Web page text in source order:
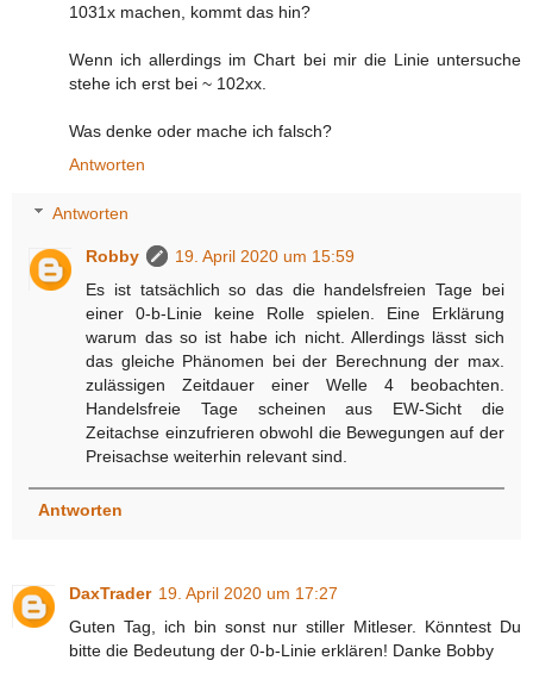
1031x machen, kommt das hin?
Wenn ich allerdings im Chart bei mir die Linie untersuche
stehe ich erst bei ~ 102xx.
Was denke oder mache ich falsch?
Antworten
Antworten
Robby
19. April 2020 um 15:59
Es ist tatsächlich so das die handelsfreien Tage bei
einer 0-b-Linie keine Rolle spielen. Eine Erklärung
warum das so ist habe ich nicht. Allerdings lässt sich
das gleiche Phänomen bei der Berechnung der max.
zulässigen Zeitdauer einer Welle 4 beobachten.
Handelsfreie Tage scheinen aus EW-Sicht die
Zeitachse einzufrieren obwohl die Bewegungen auf der
Preisachse weiterhin relevant sind.
Antworten
DaxTrader 19. April 2020 um 17:27
Guten Tag, ich bin sonst nur stiller Mitleser. Könntest Du
bitte die Bedeutung der 0-b-Linie erklären! Danke Bobby